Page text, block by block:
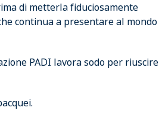
di metterla fiduciosamente
continua a presentare al mondo
PADI lavora sodo per riuscire